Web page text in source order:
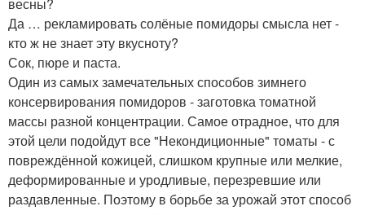
Да … рекламировать солёные помидоры смысла нет -
кто ж не знает эту вкусноту?
Сок, пюре и паста.
Один из самых замечательных способов зимнего
консервирования помидоров - заготовка томатной
массы разной концентрации. Самое отрадное, что для
этой цели подойдут все "Некондиционные" томаты - с
повреждённой кожицей, слишком крупные или мелкие,
деформированные и уродливые, перезревшие или
раздавленные. Поэтому в борьбе за урожай этот способ